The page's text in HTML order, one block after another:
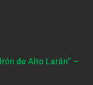
de Alto Larán” –